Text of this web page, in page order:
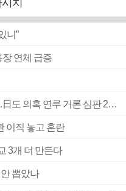
치
니”
장 연체 급증
■ 축구협회 ‘성 접대’ 의혹 일파만파…日도 의혹 연루 거론 심판 2명 조사
이직 놓고 혼란
3개 더 만든다
뽑았나